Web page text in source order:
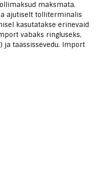
maksmata.
ajutiselt tolliterminalis
kasutatakse erinevaid
vabaks ringluseks,
ja taassissevedu. Import